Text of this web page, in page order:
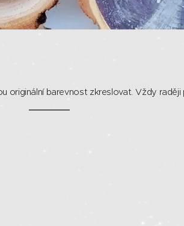
originální barevnost zkreslovat. Vždy raději